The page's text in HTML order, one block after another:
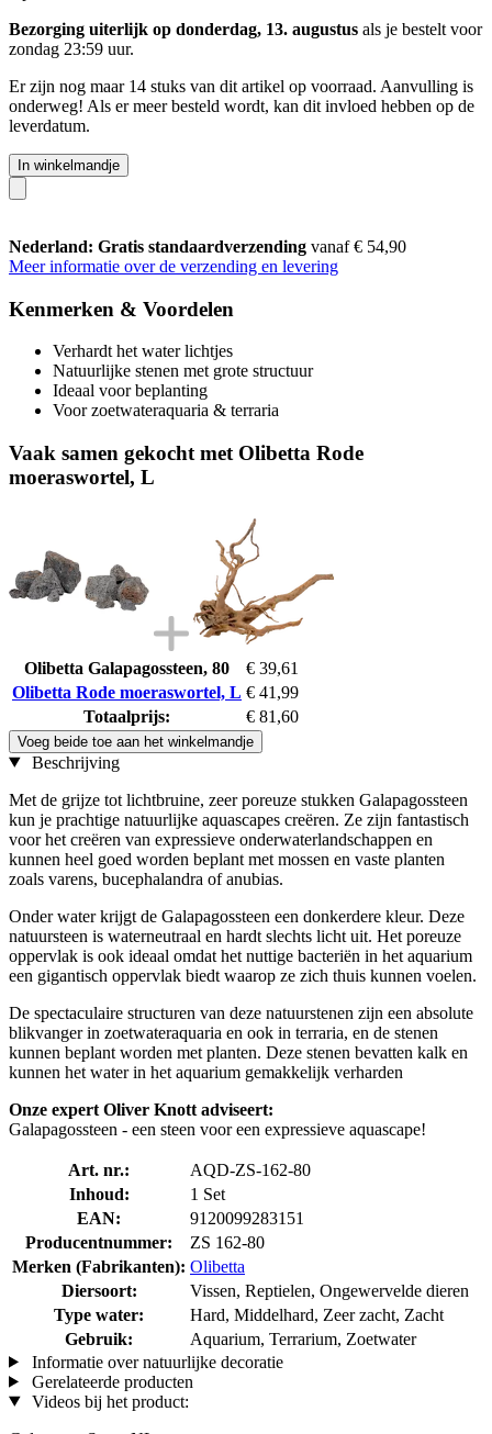
Bezorging uiterlijk op donderdag, 13. augustus als je bestelt voor
zondag 23:59 uur.
Er zijn nog maar 14 stuks van dit artikel op voorraad. Aanvulling is
onderweg! Als er meer besteld wordt, kan dit invloed hebben op de
leverdatum.
In winkelmandje
Nederland: Gratis standaardverzending vanaf € 54,90
Meer informatie over de verzending en levering
Kenmerken & Voordelen
Verhardt het water lichtjes
Natuurlijke stenen met grote structuur
Ideaal voor beplanting
Voor zoetwateraquaria & terraria
Vaak samen gekocht met Olibetta Rode
moeraswortel, L
Olibetta Galapagossteen, 80
€ 39,61
Olibetta Rode moeraswortel, L € 41,99
Totaalprijs:
€ 81,60
Voeg beide toe aan het winkelmandje
Beschrijving
Met de grijze tot lichtbruine, zeer poreuze stukken Galapagossteen
kun je prachtige natuurlijke aquascapes creëren. Ze zijn fantastisch
voor het creëren van expressieve onderwaterlandschappen en
kunnen heel goed worden beplant met mossen en vaste planten
zoals varens, bucephalandra of anubias.
Onder water krijgt de Galapagossteen een donkerdere kleur. Deze
natuursteen is waterneutraal en hardt slechts licht uit. Het poreuze
oppervlak is ook ideaal omdat het nuttige bacteriën in het aquarium
een gigantisch oppervlak biedt waarop ze zich thuis kunnen voelen.
De spectaculaire structuren van deze natuurstenen zijn een absolute
blikvanger in zoetwateraquaria en ook in terraria, en de stenen
kunnen beplant worden met planten. Deze stenen bevatten kalk en
kunnen het water in het aquarium gemakkelijk verharden
Onze expert Oliver Knott adviseert:
Galapagossteen - een steen voor een expressieve aquascape!
Art. nr.:
AQD-ZS-162-80
Inhoud:
1 Set
EAN:
9120099283151
Producentnummer:
ZS 162-80
Merken (Fabrikanten): Olibetta
Diersoort:
Vissen, Reptielen, Ongewervelde dieren
Type water:
Hard, Middelhard, Zeer zacht, Zacht
Gebruik:
Aquarium, Terrarium, Zoetwater
Informatie over natuurlijke decoratie
Gerelateerde producten
Videos bij het product: